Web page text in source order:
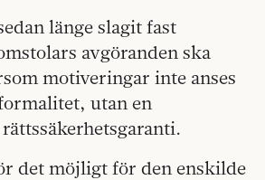
länge slagit fast
avgöranden ska
motiveringar inte anses
utan en
det möjligt för den enskilde